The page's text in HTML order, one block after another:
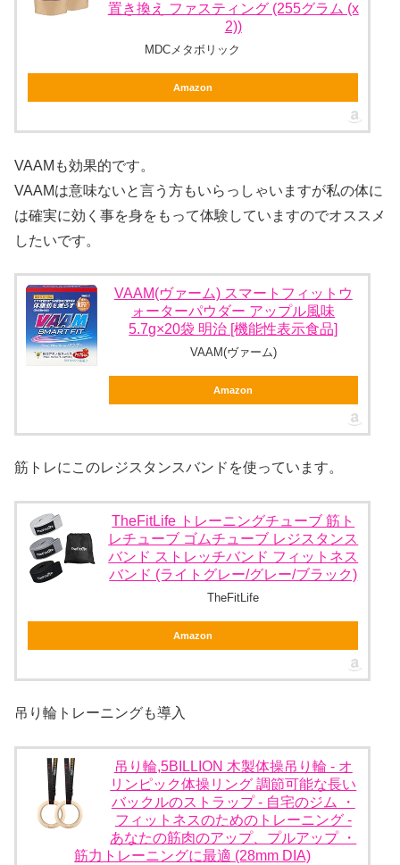
置き換え ファスティング (255グラム (x
2))
MDCメタボリック
Amazon
VAAMも効果的です。
VAAMは意味ないと言う方もいらっしゃいますが私の体に
は確実に効く事を身をもって体験していますのでオススメ
したいです。
VAAM(ヴァーム) スマートフィットウ
ォーターパウダー アップル風味
5.7g×20袋 明治 [機能性表示食品]
VAAM(ヴァーム)
Amazon
筋トレにこのレジスタンスバンドを使っています。
TheFitLife トレーニングチューブ 筋ト
レチューブ ゴムチューブ レジスタンス
バンド ストレッチバンド フィットネス
バンド (ライトグレー/グレー/ブラック)
TheFitLife
Amazon
吊り輪トレーニングも導入
吊り輪,5BILLION 木製体操吊り輪 - オ
リンピック体操リング 調節可能な長い
バックルのストラップ - 自宅のジム ・
フィットネスのためのトレーニング -
あなたの筋肉のアップ、プルアップ ・
筋力トレーニングに最適 (28mm DIA)